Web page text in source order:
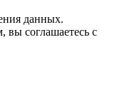
данных.
вы соглашаетесь с